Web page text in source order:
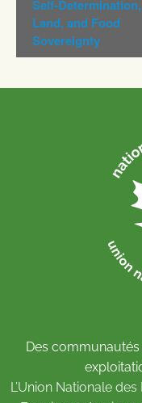
Self-Determination,
Land, and Food
Sovereignty
Des communautés
L’Union Nationale